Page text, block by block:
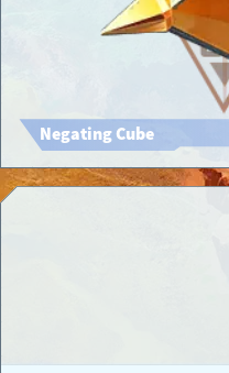
Negating Cube